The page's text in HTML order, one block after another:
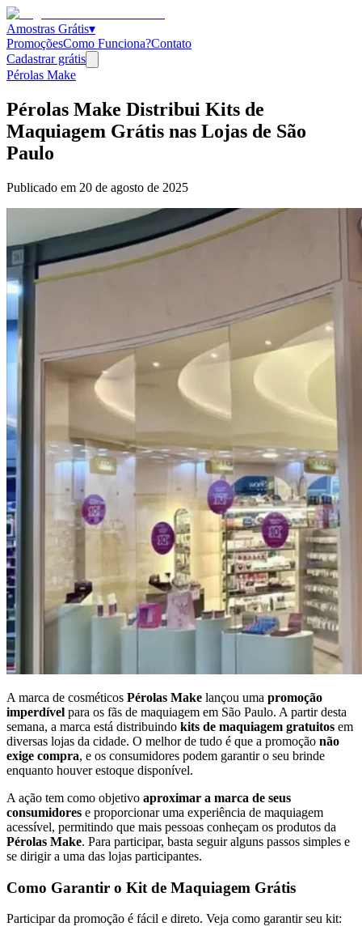
Amostras Grátis▾
PromoçõesComo Funciona?Contato
Cadastrar grátis
Pérolas Make
Pérolas Make Distribui Kits de
Maquiagem Grátis nas Lojas de São
Paulo
Publicado em 20 de agosto de 2025
A marca de cosméticos Pérolas Make lançou uma promoção
imperdível para os fãs de maquiagem em São Paulo. A partir desta
semana, a marca está distribuindo kits de maquiagem gratuitos em
diversas lojas da cidade. O melhor de tudo é que a promoção não
exige compra, e os consumidores podem garantir o seu brinde
enquanto houver estoque disponível.
A ação tem como objetivo aproximar a marca de seus
consumidores e proporcionar uma experiência de maquiagem
acessível, permitindo que mais pessoas conheçam os produtos da
Pérolas Make. Para participar, basta seguir alguns passos simples e
se dirigir a uma das lojas participantes.
Como Garantir o Kit de Maquiagem Grátis
Participar da promoção é fácil e direto. Veja como garantir seu kit: